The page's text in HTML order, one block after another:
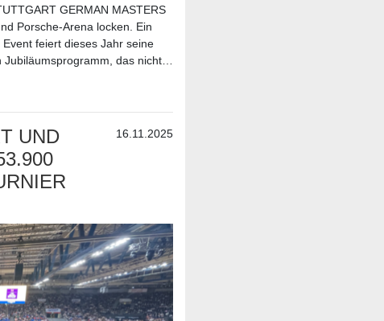
GERMAN MASTERS
Porsche-Arena locken. Ein
feiert dieses Jahr seine
das nicht…
UND
G
H
16.11.2025